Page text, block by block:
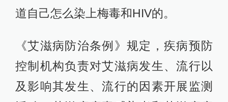
道自己怎么染上梅毒和HIV的。
《艾滋病防治条例》规定，疾病预防
控制机构负责对艾滋病发生、流行以
及影响其发生、流行的因素开展监测